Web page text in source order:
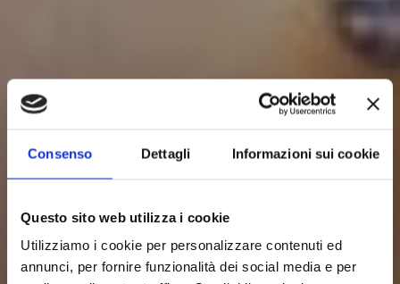
Consenso Dettagli Informazioni sui cookie
Questo sito web utilizza i cookie
Utilizziamo i cookie per personalizzare contenuti ed
annunci, per fornire funzionalità dei social media e per